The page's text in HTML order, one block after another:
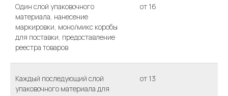
Один слой упаковочного
материала, нанесение
маркировки, моно/микс коробы
для поставки, предоставление
реестра товаров
от 16
Каждый последующий слой
упаковочного материала для
от 13